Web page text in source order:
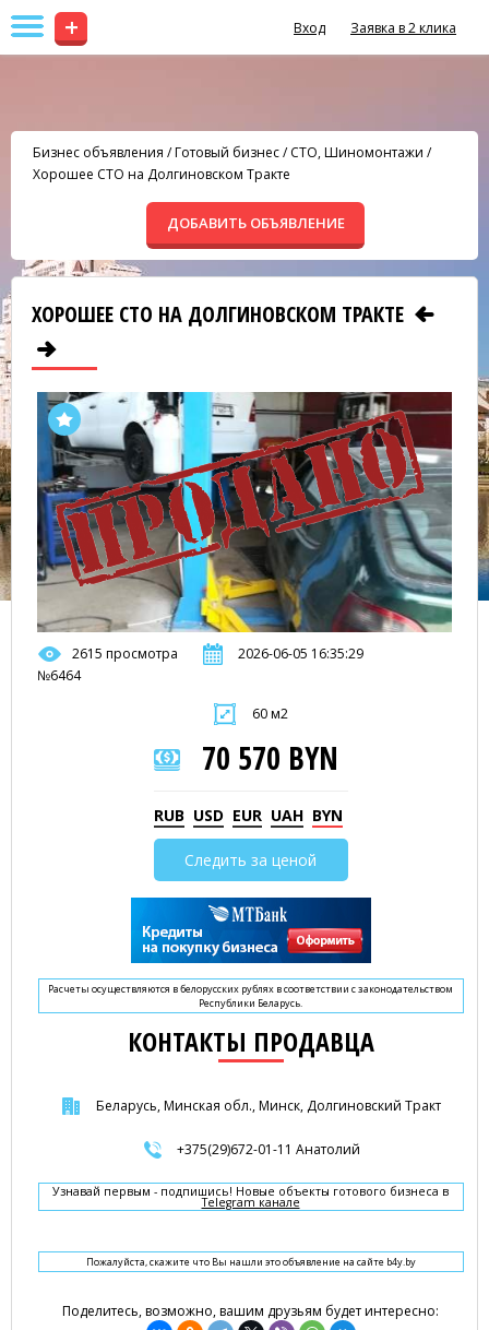
+ Вход Заявка в 2 клика
Бизнес объявления /Готовый бизнес/СТО, Шиномонтажи /
Хорошее СТО на Долгиновском Тракте
ДОБАВИТЬ ОБЪЯВЛЕНИЕ
ХОРОШЕЕ СТО НА ДОЛГИНОВСКОМ ТРАКТЕ
2615 просмотра
2026-06-05 16:35:29
№6464
60 м2
70 570 BYN
RUB USD EUR UAH BYN
Следить за ценой
Расчеты осуществляются в белорусских рублях в соответствии с законодательством
Республики Беларусь.
КОНТАКТЫ ПРОДАВЦА
Беларусь, Минская обл., Минск, Долгиновский Тракт
+375(29)672-01-11 Анатолий
Узнавай первым - подпишись! Новые объекты готового бизнеса в
Telegram канале
Пожалуйста, скажите что Вы нашли это объявление на сайте b4y.by
Поделитесь, возможно, вашим друзьям будет интересно: